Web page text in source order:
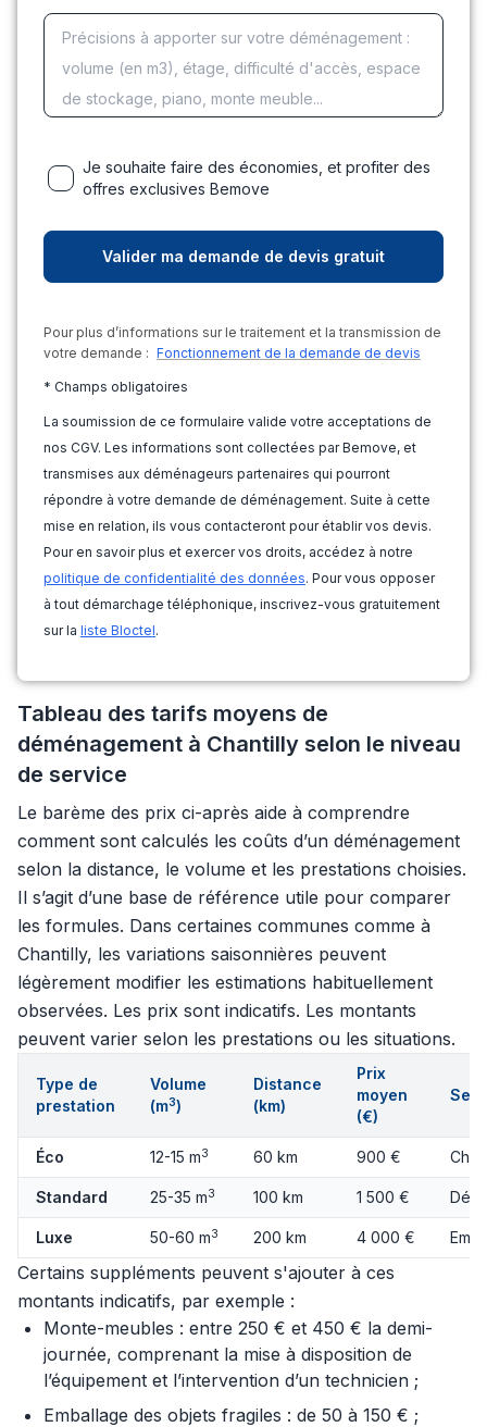
Je souhaite faire des économies, et profiter des
offres exclusives Bemove
Pour plus d’informations sur le traitement et la transmission de
votre demande : Fonctionnement de la demande de devis
* Champs obligatoires
La soumission de ce formulaire valide votre acceptations de
nos CGV. Les informations sont collectées par Bemove, et
transmises aux déménageurs partenaires qui pourront
répondre à votre demande de déménagement. Suite à cette
mise en relation, ils vous contacteront pour établir vos devis.
Pour en savoir plus et exercer vos droits, accédez à notre
politique de confidentialité des données. Pour vous opposer
à tout démarchage téléphonique, inscrivez-vous gratuitement
sur la liste Bloctel.
Tableau des tarifs moyens de
déménagement à Chantilly selon le niveau
de service
Le barème des prix ci-après aide à comprendre
comment sont calculés les coûts d’un déménagement
selon la distance, le volume et les prestations choisies.
Il s’agit d’une base de référence utile pour comparer
les formules. Dans certaines communes comme à
Chantilly, les variations saisonnières peuvent
légèrement modifier les estimations habituellement
observées. Les prix sont indicatifs. Les montants
peuvent varier selon les prestations ou les situations.
Type de
prestation
Volume
(m3)
Distance
(km)
Prix
moyen
(€)
Éco 12-15 m3 60 km 900 €
Standard 25-35 m3 100 km 1 500 €
Luxe 50-60 m3 200 km 4 000 €
Certains suppléments peuvent s'ajouter à ces
montants indicatifs, par exemple :
Monte-meubles : entre 250 € et 450 € la demi-
journée, comprenant la mise à disposition de
l’équipement et l’intervention d’un technicien ;
Emballage des objets fragiles : de 50 à 150 € ;